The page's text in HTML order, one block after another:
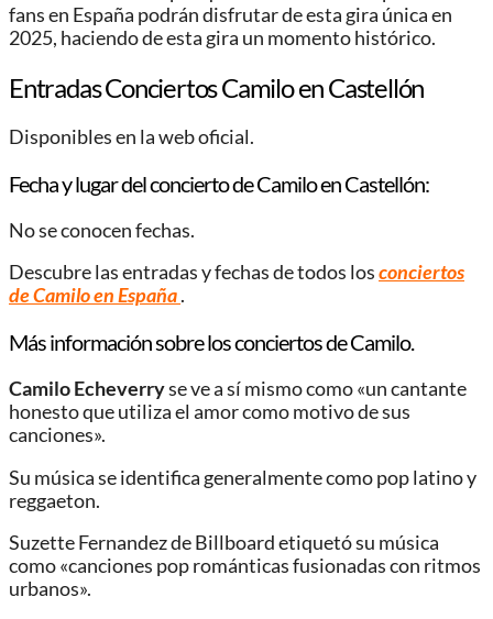
fans en España podrán disfrutar de esta gira única en
2025, haciendo de esta gira un momento histórico.
Entradas Conciertos Camilo en Castellón
Disponibles en la web oficial.
Fecha y lugar del concierto de Camilo en Castellón:
No se conocen fechas.
Descubre las entradas y fechas de todos losconciertos
de Camilo en España.
Más información sobre los conciertos de Camilo.
Camilo Echeverryse ve a sí mismo como «un cantante
honesto que utiliza el amor como motivo de sus
canciones».
​Su música se identifica generalmente como pop latino y
reggaeton.
Suzette Fernandez de Billboard etiquetó su música
como «canciones pop románticas fusionadas con ritmos
urbanos».